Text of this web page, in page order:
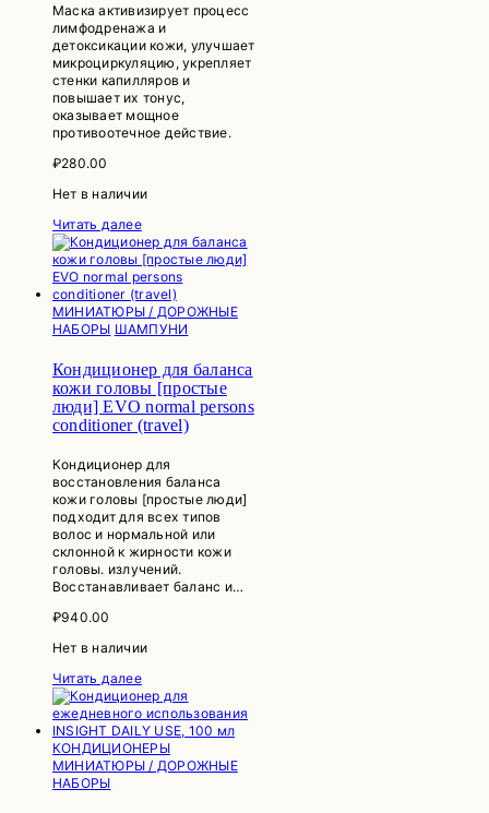
Маска активизирует процесс
лимфодренажа и
детоксикации кожи, улучшает
микроциркуляцию, укрепляет
стенки капилляров и
повышает их тонус,
оказывает мощное
противоотечное действие.
₽280.00
Нет в наличии
Читать далее
МИНИАТЮРЫ / ДОРОЖНЫЕ
НАБОРЫ ШАМПУНИ
Кондиционер для баланса
кожи головы [простые
люди] EVO normal persons
conditioner (travel)
Кондиционер для
восстановления баланса
кожи головы [простые люди]
подходит для всех типов
волос и нормальной или
склонной к жирности кожи
головы. излучений.
Восстанавливает баланс и…
₽940.00
Нет в наличии
Читать далее
КОНДИЦИОНЕРЫ
МИНИАТЮРЫ / ДОРОЖНЫЕ
НАБОРЫ